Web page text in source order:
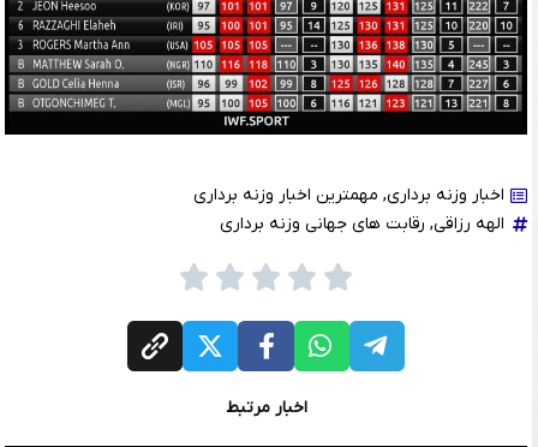
اخبار وزنه برداری, مهمترین اخبار وزنه برداری
الهه رزاقی, رقابت های جهانی وزنه برداری
اخبار مرتبط